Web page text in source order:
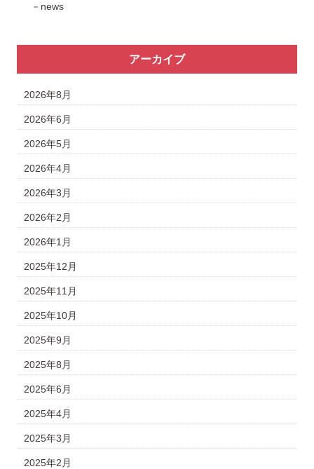
news
アーカイブ
2026年8月
2026年6月
2026年5月
2026年4月
2026年3月
2026年2月
2026年1月
2025年12月
2025年11月
2025年10月
2025年9月
2025年8月
2025年6月
2025年4月
2025年3月
2025年2月